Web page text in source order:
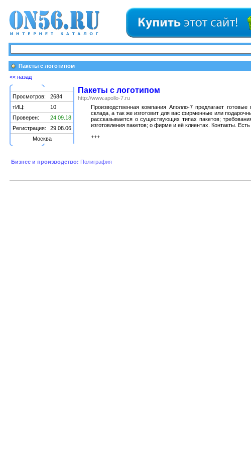
Пакеты с логотипом
<< назад
Просмотров:
2684
тИЦ:
10
Проверен:
24.09.18
Регистрация:
29.08.06
Москва
Пакеты с логотипом
http://www.apollo-7.ru
Производственная компания Аполло-7 предлагает
склада, а так же изготовит для вас фирменные или
рассказывается о существующих типах пакетов;
изготовления пакетов; о фирме и её клиентах. Контакты.
+++
Бизнес и производство: Полиграфия